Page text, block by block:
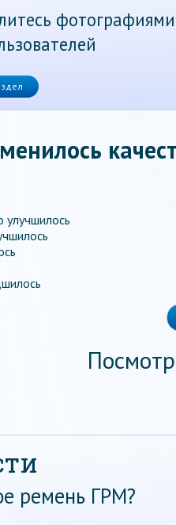
улучшилось
ремень ГРМ?